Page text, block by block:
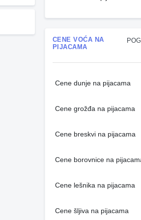
CENE VOĆA NA
PIJACAMA
Cene dunje na pijacama
Cene grožđa na pijacama
Cene breskvi na pijacama
Cene borovnice na
Cene lešnika na pijacama
Cene šljiva na pijacama